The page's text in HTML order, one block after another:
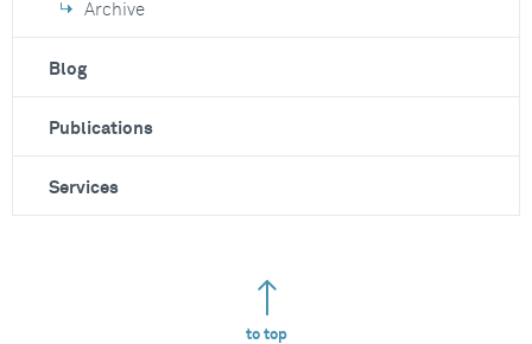
Archive
Blog
Publications
Services
to top